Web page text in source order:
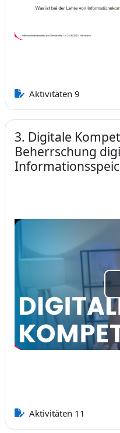
Aktivitäten 9
3. Digitale
Beherrschung
Aktivitäten 11